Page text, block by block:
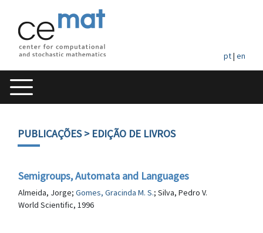
pt| en
PUBLICAÇÕES> EDIÇÃO DE LIVROS
Semigroups, Automata and Languages
Almeida, Jorge; Gomes, Gracinda M. S.; Silva, Pedro V.
World Scientific, 1996